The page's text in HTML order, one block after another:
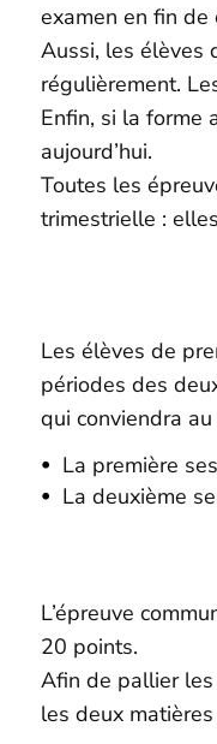
examen en fin de
Aussi, les élèves
régulièrement.
Enfin, si la forme
aujourd’hui.
Toutes les
trimestrielle :
Les élèves de
périodes des
qui conviendra
La première
La deuxième
L’épreuve
20 points.
Afin de pallier
les deux